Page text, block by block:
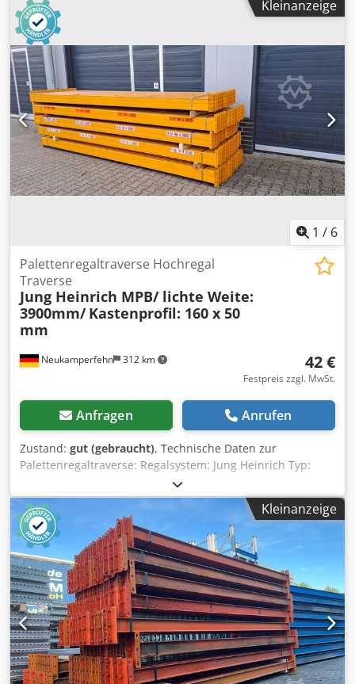
INP Profil: 120 x 58 mm Agraffe: 3 HK (Haken) lichte Weite:
2.700 mm max. Belastung pro Traversenpaar 3.000 kg, bei
gleichm. verteilter Last 02x Sicherungsstifte, gebraucht
Ausführung: kompl. verzinkt Zur Absicherung der
Längsträger gegen unbeabsichtigtes Herausheben
Kleinanzeige
1 / 6
Neukamperfehn 312 km
Palettenregaltraverse Hochregal
Traverse
Jung Heinrich MPB/ lichte Weite:
3900mm/ Kastenprofil: 160 x 50
mm
42 €
Festpreis zzgl. MwSt.
Anfragen Anrufen
Zustand: gut (gebraucht), Technische Daten zur
Palettenregaltraverse: Regalsystem: Jung Heinrich Typ:
MPB Im Lieferumfang sind enthalten: Dedpfxsibic To
Aavsck 01x Palettenregaltraverse, gebraucht Materialfarbe:
gelb Kastenprofil: 160 x 50 mm Traversentyp: AUF'B'E0436
Agraffe: 4 HK (Haken) lichte Weite: 3.900 mm 02x
Sicherungsstifte, gebraucht Ausführung: komplett verzinkt
Zur Absicherung der Längsträger Gegen unbeabsichtigtes
Herausheben
Kleinanzeige